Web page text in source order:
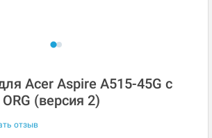
Acer Aspire A515-45G с
(версия 2)
отзыв